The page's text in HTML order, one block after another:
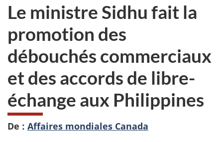
ici :
Le ministre Sidhu fait la
promotion des
débouchés commerciaux
et des accords de libre-
échange aux Philippines
De : Affaires mondiales Canada